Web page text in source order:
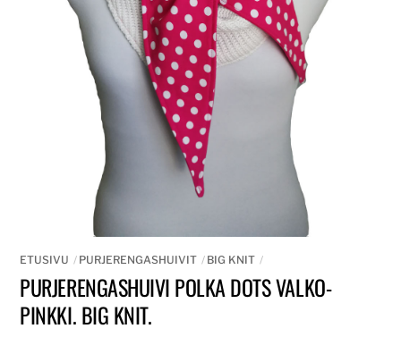
ETUSIVU PURJERENGASHUIVIT BIG KNIT
PURJERENGASHUIVI POLKA DOTS VALKO-
PINKKI. BIG KNIT.